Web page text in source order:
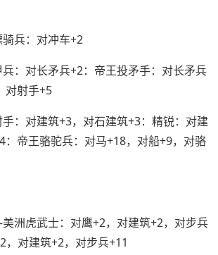
兵：对冲车+2
：对长矛兵+2：帝王投矛手：对长矛兵
对射手+5
：对建筑+3，对石建筑+3：精锐：对建
：帝王骆驼兵：对马+18，对船+9，对骆
洲虎武士：对鹰+2，对建筑+2，对步兵
，对建筑+2，对步兵+11